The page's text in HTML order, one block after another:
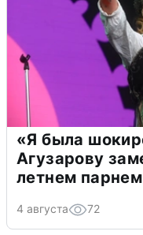
«Я была
Агузарову
летнем парнем
4 августа 72